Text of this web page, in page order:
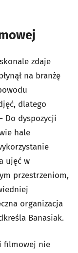
zdaje
na branżę
dlatego
Do dyspozycji
hale
ujęć w
przestrzeniom,
organizacja
Banasiak.
filmowej nie